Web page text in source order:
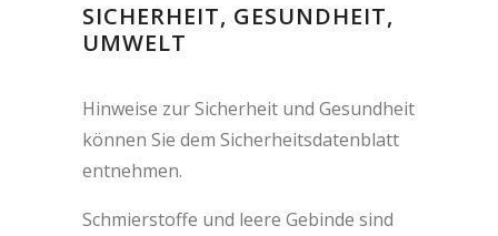
SICHERHEIT, GESUNDHEIT,
UMWELT
Hinweise zur Sicherheit und Gesundheit
können Sie dem Sicherheitsdatenblatt
entnehmen.
Schmierstoffe und leere Gebinde sind